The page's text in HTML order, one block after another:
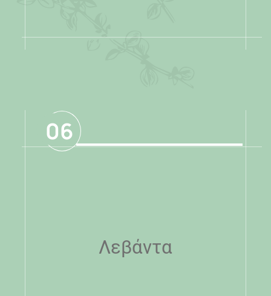
.
06
Λεβάντα